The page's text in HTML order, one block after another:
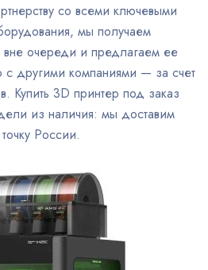
со всеми ключевыми
мы получаем
вне очереди и предлагаем ее
другими компаниями — за счет
Купить 3D принтер под заказ
из наличия: мы доставим
России.